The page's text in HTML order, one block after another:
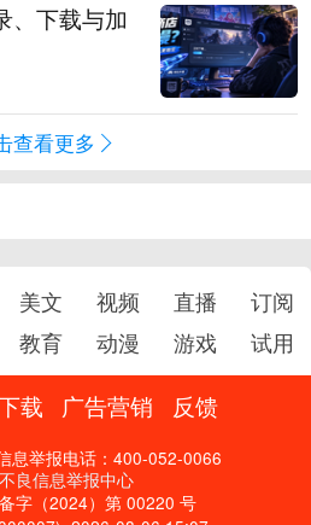
、下载与加
查看更多
美文 视频 直播
订阅
教育 动漫 游戏 试用
载 广告营销 反馈
息举报电话：400-052-0066
良信息举报中心
字（2024）第 00220 号